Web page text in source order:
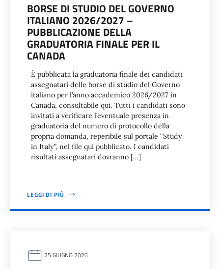
BORSE DI STUDIO DEL GOVERNO
ITALIANO 2026/2027 –
PUBBLICAZIONE DELLA
GRADUATORIA FINALE PER IL
CANADA
È pubblicata la graduatoria finale dei candidati
assegnatari delle borse di studio del Governo
italiano per l’anno accademico 2026/2027 in
Canada, consultabile qui. Tutti i candidati sono
invitati a verificare l’eventuale presenza in
graduatoria del numero di protocollo della
propria domanda, reperibile sul portale “Study
in Italy”, nel file qui pubblicato. I candidati
risultati assegnatari dovranno […]
LEGGI DI PIÙ
25 GIUGNO 2026